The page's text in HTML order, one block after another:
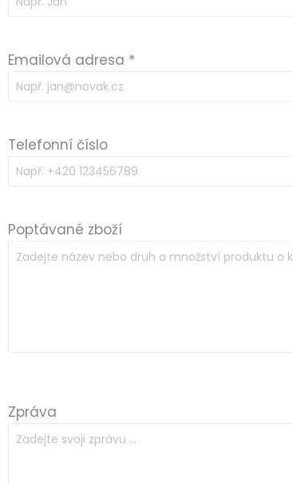
Emailová adresa *
Telefonní číslo
Poptávané zboží
Zpráva